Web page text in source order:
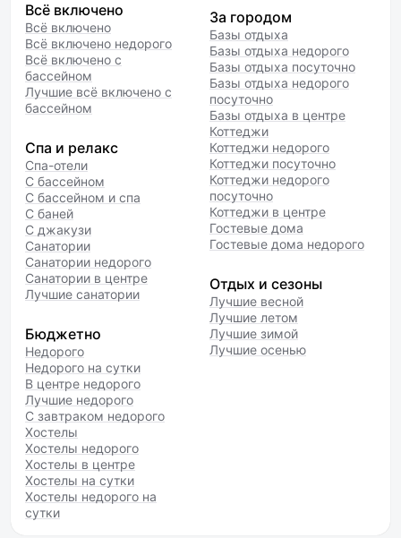
Всё включено
Всё включено
Всё включено недорого
Всё включено с
бассейном
Лучшие всё включено с
бассейном
Спа и релакс
Спа-отели
С бассейном
С бассейном и спа
С баней
С джакузи
Санатории
Санатории недорого
Санатории в центре
Лучшие санатории
Бюджетно
Недорого
Недорого на сутки
В центре недорого
Лучшие недорого
С завтраком недорого
Хостелы
Хостелы недорого
Хостелы в центре
Хостелы на сутки
Хостелы недорого на
сутки
За городом
Базы отдыха
Базы отдыха недорого
Базы отдыха посуточно
Базы отдыха недорого
посуточно
Базы отдыха в центре
Коттеджи
Коттеджи недорого
Коттеджи посуточно
Коттеджи недорого
посуточно
Коттеджи в центре
Гостевые дома
Гостевые дома недорого
Отдых и сезоны
Лучшие весной
Лучшие летом
Лучшие зимой
Лучшие осенью